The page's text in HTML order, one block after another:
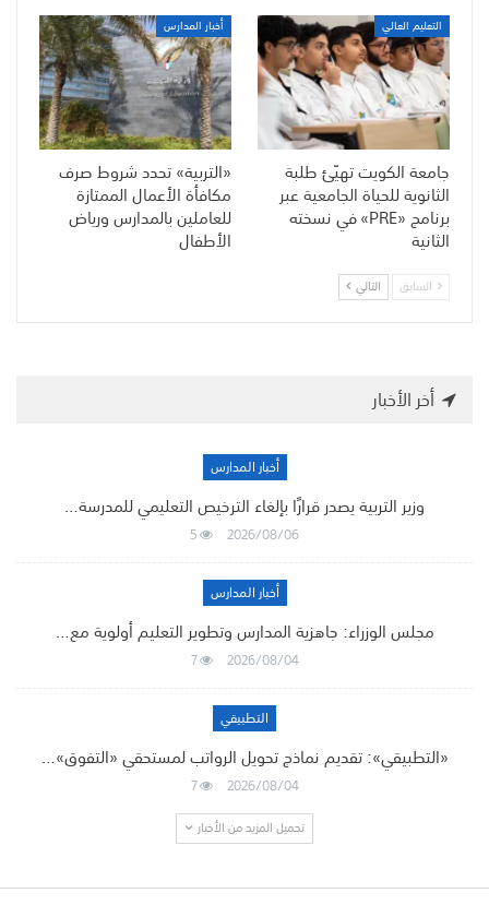
التعليم العالي
جامعة الكويت تهيّئ طلبة
الثانوية للحياة الجامعية عبر
برنامج «PRE» في نسخته
الثانية
أخبار المدارس
«التربية» تحدد شروط صرف
مكافأة الأعمال الممتازة
للعاملين بالمدارس ورياض
الأطفال
السابق التالي
أخر الأخبار
أخبار المدارس
وزير التربية يصدر قرارًا بإلغاء الترخيص التعليمي للمدرسة…
2026/08/06
5
أخبار المدارس
مجلس الوزراء: جاهزية المدارس وتطوير التعليم أولوية مع…
2026/08/04
7
التطبيقي
«التطبيقي»: تقديم نماذج تحويل الرواتب لمستحقي «التفوق»…
2026/08/04
7
تحميل المزيد من الأخبار